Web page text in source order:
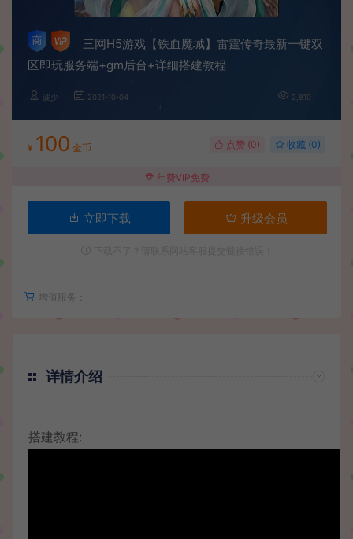
三网H5游戏【铁血魔城】雷霆传奇最新一键双
区即玩服务端+gm后台+详细搭建教程
波少 2021-10-04 2,810
¥ 100 金币 点赞 (0) 收藏 (0)
年费VIP免费
立即下载 升级会员
增值服务：
详情介绍
搭建教程: